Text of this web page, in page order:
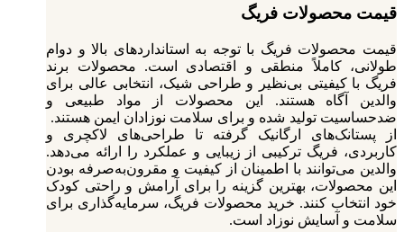
قیمت محصولات فریگ
قیمت محصولات فریگ با توجه به استانداردهای بالا و دوام
طولانی، کاملاً منطقی و اقتصادی است. محصولات برند
فریگ با کیفیتی بی‌نظیر و طراحی شیک، انتخابی عالی برای
والدین آگاه هستند. این محصولات از مواد طبیعی و
ضدحساسیت تولید شده و برای سلامت نوزادان ایمن هستند.
از پستانک‌های ارگانیک گرفته تا طراحی‌های لاکچری و
کاربردی، فریگ ترکیبی از زیبایی و عملکرد را ارائه می‌دهد.
والدین می‌توانند با اطمینان از کیفیت و مقرون‌به‌صرفه بودن
این محصولات، بهترین گزینه را برای آرامش و راحتی کودک
خود انتخاب کنند. خرید محصولات فریگ، سرمایه‌گذاری برای
سلامت و آسایش نوزاد است.